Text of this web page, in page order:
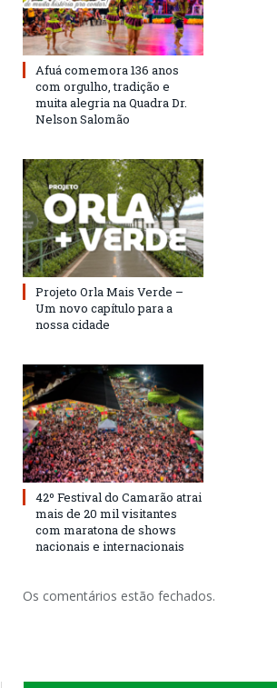
Afuá comemora 136 anos
com orgulho, tradição e
muita alegria na Quadra Dr.
Nelson Salomão
Projeto Orla Mais Verde –
Um novo capítulo para a
nossa cidade
42º Festival do Camarão atrai
mais de 20 mil visitantes
com maratona de shows
nacionais e internacionais
Os comentários estão fechados.